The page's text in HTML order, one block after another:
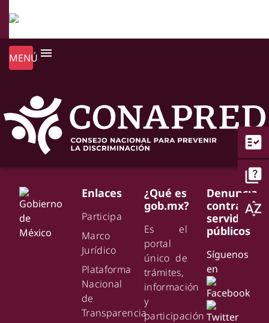
MENÚ menu
fact_check
quiz
sort_by_alpha
Enlaces
Participa
Marco
Jurídico
Plataforma
Nacional
de
Transparencia
¿Qué es
gob.mx?
Es el
portal
único de
trámites,
información
y
participación
Denuncia
contra
servidores
públicos
Síguenos
en